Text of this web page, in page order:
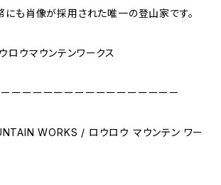
にも肖像が採用された唯一の登山家です。
ウマウンテンワークス
ーーーーーーーーーーーーーーーー
WORKS / ロウロウ マウンテン ワー